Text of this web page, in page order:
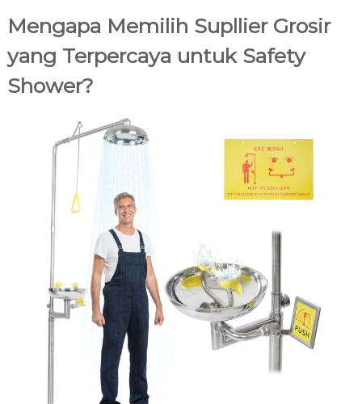
Mengapa Memilih Supllier Grosir
yang Terpercaya untuk Safety
Shower?